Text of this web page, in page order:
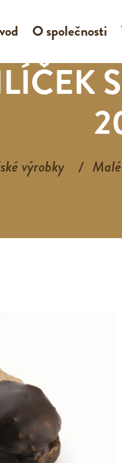
O společnosti
výrobky